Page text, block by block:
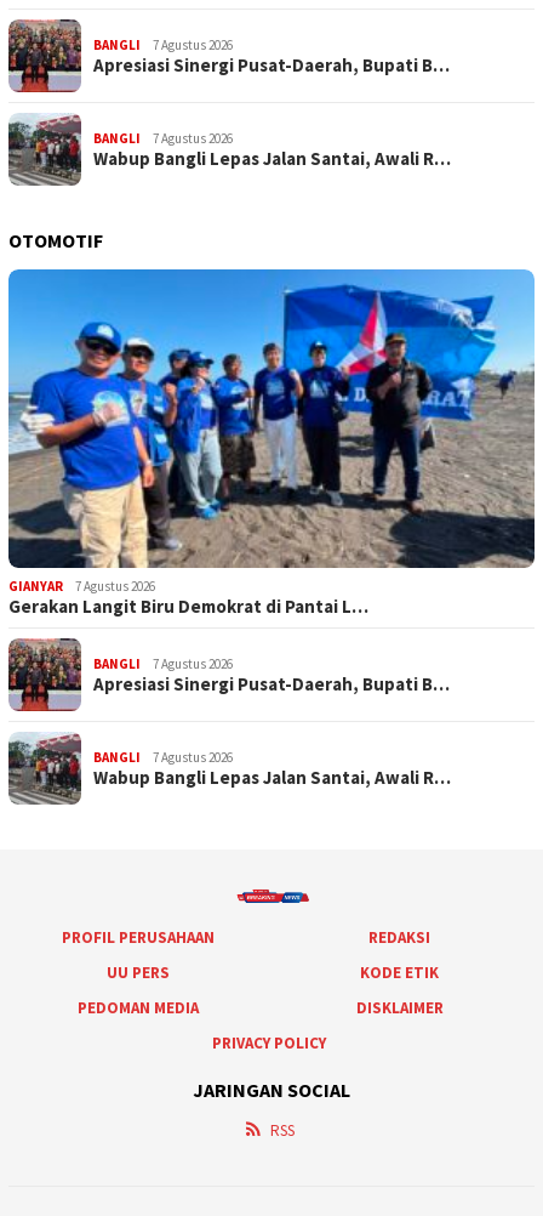
BANGLI 7 Agustus 2026
Apresiasi Sinergi Pusat-Daerah, Bupati B…
BANGLI 7 Agustus 2026
Wabup Bangli Lepas Jalan Santai, Awali R…
OTOMOTIF
GIANYAR 7 Agustus 2026
Gerakan Langit Biru Demokrat di Pantai L…
BANGLI 7 Agustus 2026
Apresiasi Sinergi Pusat-Daerah, Bupati B…
BANGLI 7 Agustus 2026
Wabup Bangli Lepas Jalan Santai, Awali R…
PROFIL PERUSAHAAN
REDAKSI
UU PERS
KODE ETIK
PEDOMAN MEDIA
DISKLAIMER
PRIVACY POLICY
JARINGAN SOCIAL
RSS